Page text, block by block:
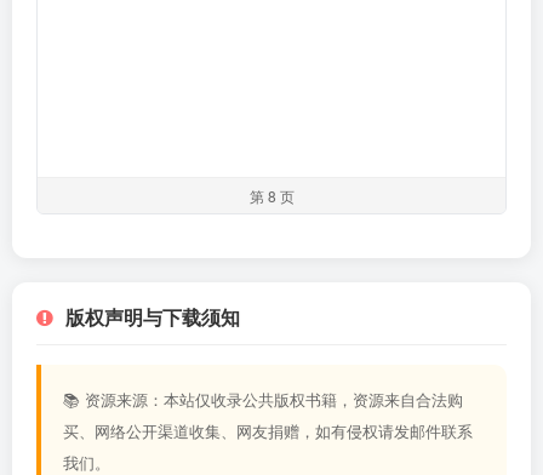
第 8 页
版权声明与下载须知
📚 资源来源：本站仅收录公共版权书籍，资源来自合法购
买、网络公开渠道收集、网友捐赠，如有侵权请发邮件联系
我们。